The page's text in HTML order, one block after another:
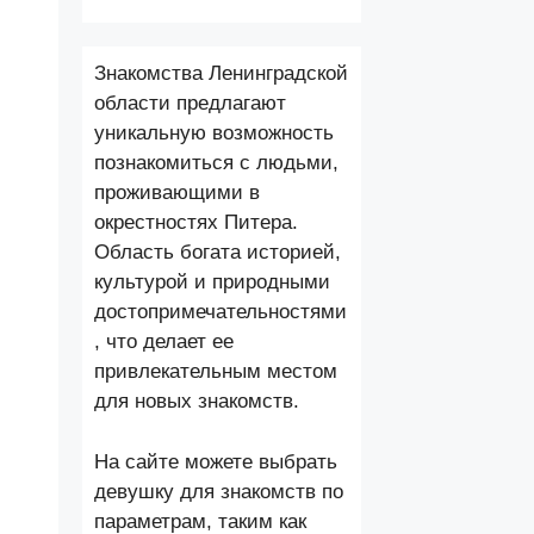
Знакомства Ленинградской
области предлагают
уникальную возможность
познакомиться с людьми,
проживающими в
окрестностях Питера.
Область богата историей,
культурой и природными
достопримечательностями
, что делает ее
привлекательным местом
для новых знакомств.
На сайте можете выбрать
девушку для знакомств по
параметрам, таким как